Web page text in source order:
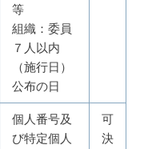
等
組織：委員
７人以内
（施行日）
公布の日
個人番号及
び特定個人
可
決